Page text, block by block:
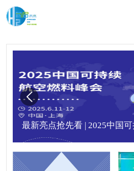
最新亮点抢先看 | 2025中国